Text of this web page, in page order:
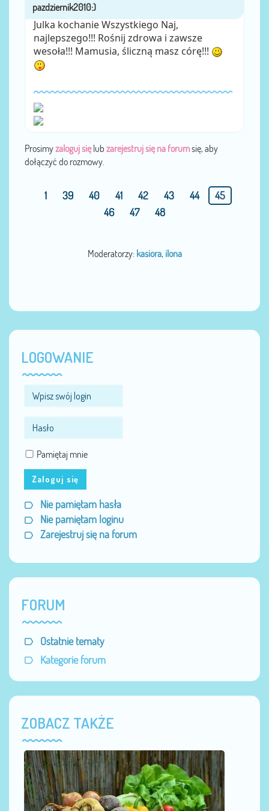
Julka kochanie Wszystkiego Naj,
najlepszego!!! Rośnij zdrowa i zawsze
wesoła!!! Mamusia, śliczną masz córę!!!
Prosimyzaloguj sięlub zarejestruj się na forumsię, aby
dołączyć do rozmowy.
1 39 40 41 42 43 44
45
46
47 48
Moderatorzy: kasiora, ilona
LOGOWANIE
Pamiętaj mnie
Zaloguj się
Nie pamiętam hasła
Nie pamiętam loginu
Zarejestruj się na forum
FORUM
Ostatnie tematy
Kategorie forum
ZOBACZ TAKŻE